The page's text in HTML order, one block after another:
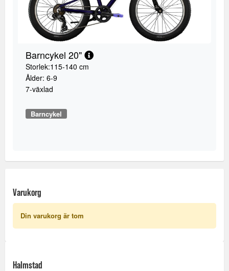
Barncykel
Barncykel 20"
Storlek:115-140 cm
Ålder: 6-9
7-växlad
Varukorg
Din varukorg är tom
Halmstad